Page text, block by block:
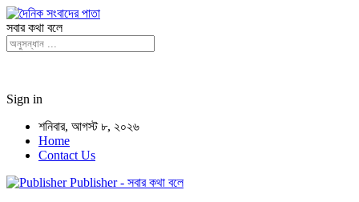
সবার কথা বলে
Sign in
শনিবার, আগস্ট ৮, ২০২৬
Home
Contact Us
Publisher - সবার কথা বলে